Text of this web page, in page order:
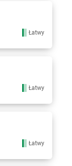
Łatwy
Łatwy
Łatwy